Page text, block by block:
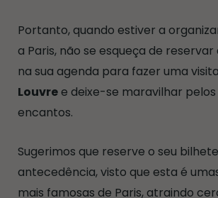
Portanto, quando estiver a
a Paris, não se esqueça de
na sua agenda para fazer uma
Louvree deixe-se maravilhar pelos
encantos.
Sugerimos que reserve o seu
antecedência, visto que esta é
mais famosas de Paris, atraindo